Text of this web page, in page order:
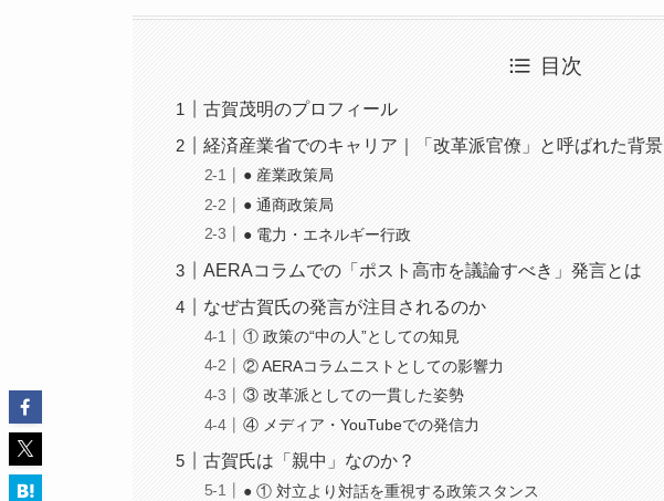
目次
古賀茂明のプロフィール
経済産業省でのキャリア｜「改革派官僚」と呼ばれた背景
● 産業政策局
● 通商政策局
● 電力・エネルギー行政
AERAコラムでの「ポスト高市を議論すべき」発言とは
なぜ古賀氏の発言が注目されるのか
① 政策の“中の人”としての知見
② AERAコラムニストとしての影響力
③ 改革派としての一貫した姿勢
④ メディア・YouTubeでの発信力
古賀氏は「親中」なのか？
● ① 対立より対話を重視する政策スタンス